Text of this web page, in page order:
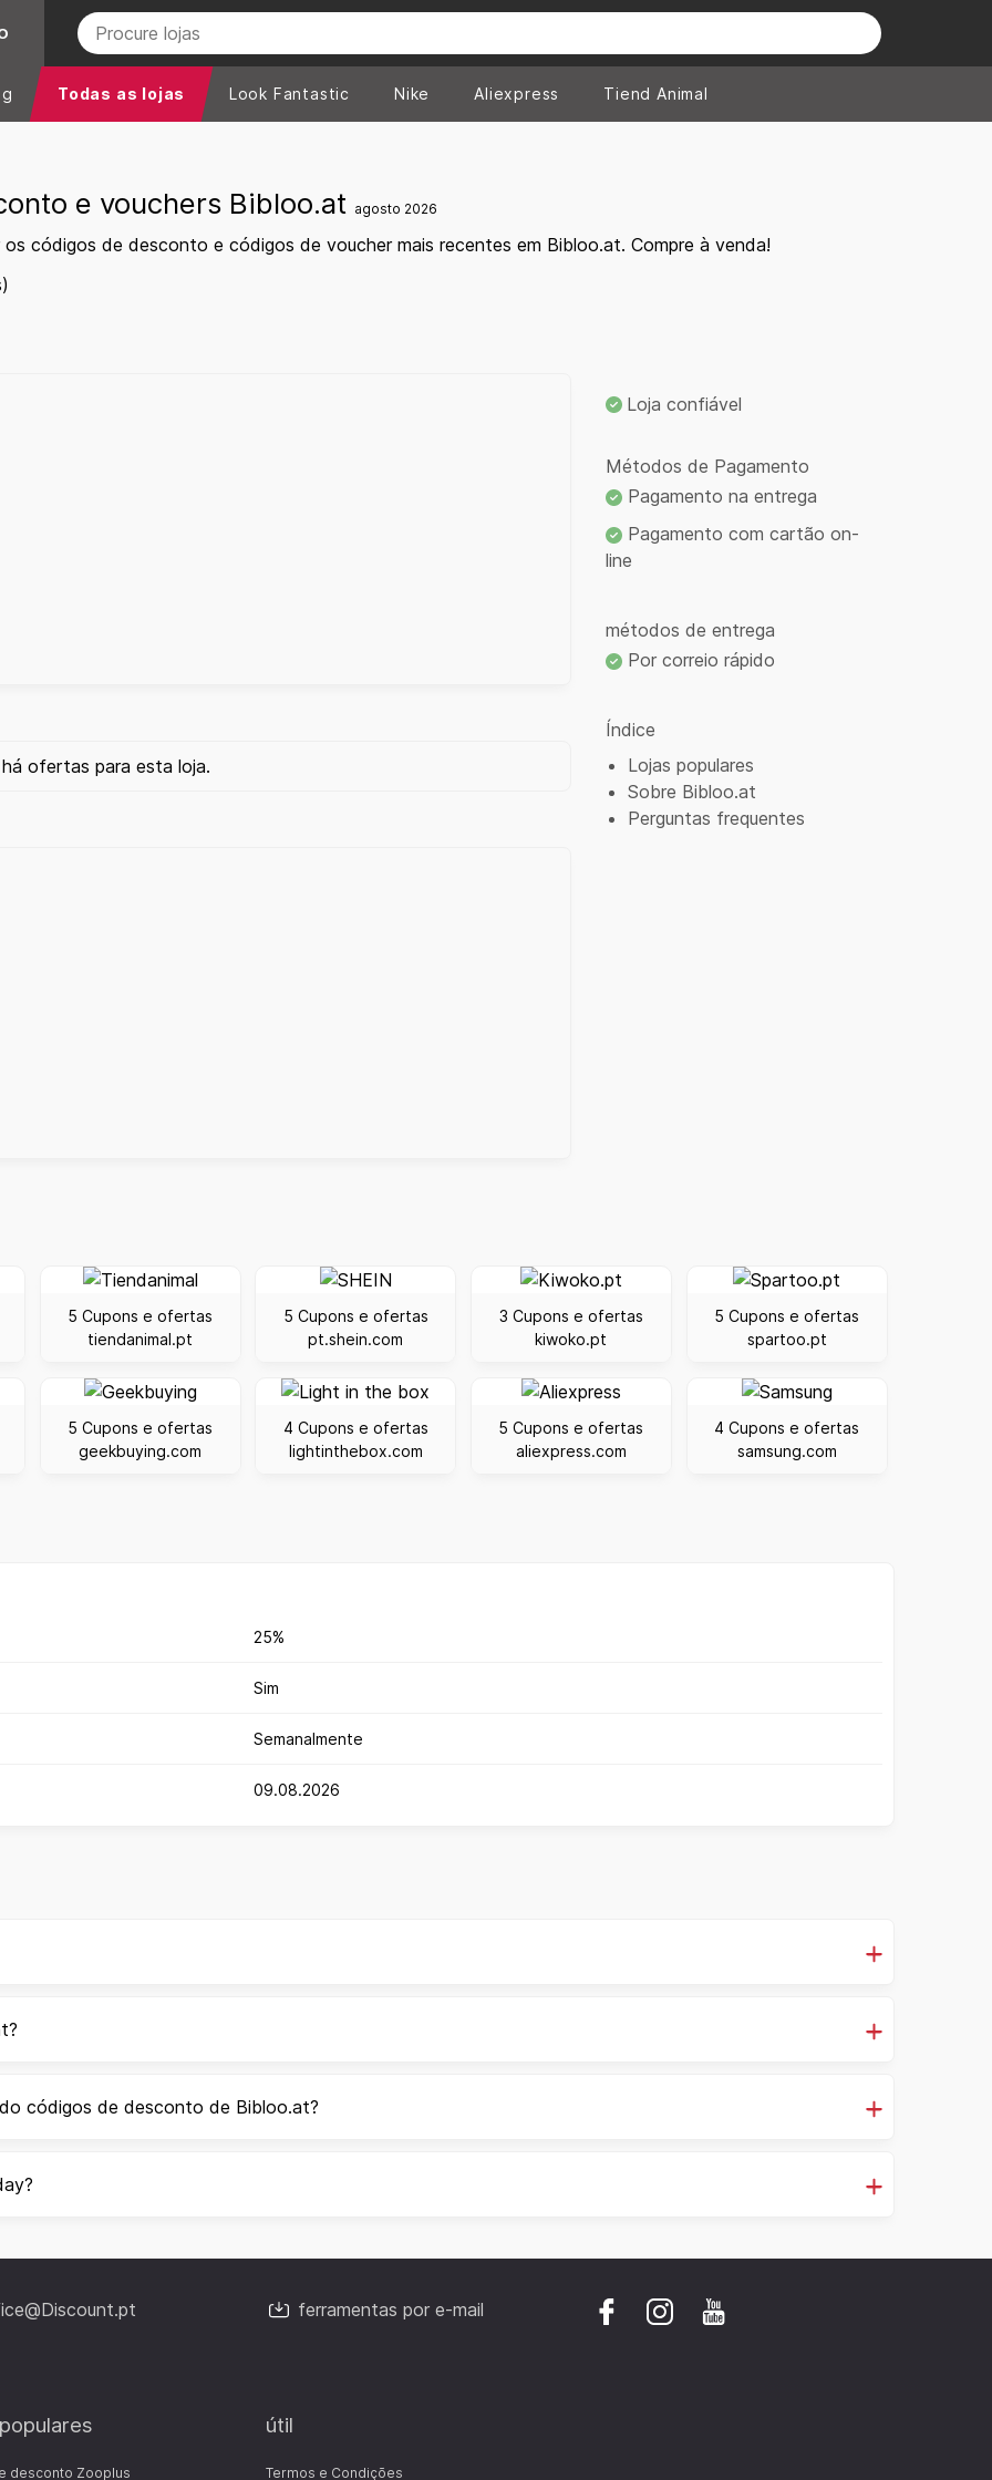
Todas as lojas Look Fantastic Nike Aliexpress Tiend Animal
e vouchers Bibloo.at agosto 2026
códigos de desconto e códigos de voucher mais recentes em Bibloo.at. Compre à venda!
ofertas para esta loja.
Loja confiável
Métodos de Pagamento
Pagamento na entrega
Pagamento com cartão on-
line
métodos de entrega
Por correio rápido
Índice
Lojas populares
Sobre Bibloo.at
Perguntas frequentes
5 Cupons e ofertas
tiendanimal.pt
5 Cupons e ofertas
pt.shein.com
3 Cupons e ofertas
kiwoko.pt
5 Cupons e ofertas
spartoo.pt
5 Cupons e ofertas
geekbuying.com
4 Cupons e ofertas
lightinthebox.com
5 Cupons e ofertas
aliexpress.com
4 Cupons e ofertas
samsung.com
25%
Sim
Semanalmente
09.08.2026
códigos de desconto de Bibloo.at?
ferramentas por e-mail
desconto Zooplus
útil
Termos e Condições